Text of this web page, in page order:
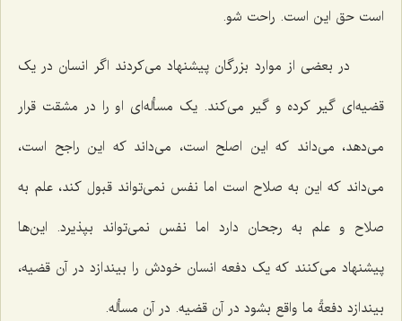
است حق این است. راحت شو.
در بعضی از موارد بزرگان پیشنهاد می‌کردند اگر انسان در یک
قضیه‌ای گیر کرده و گیر می‌کند. یک مسأله‌ای او را در مشقت قرار
می‌دهد، می‌داند که این اصلح است، می‌داند که این راجح است،
می‌داند که این به صلاح است اما نفس نمی‌تواند قبول کند، علم به
صلاح و علم به رجحان دارد اما نفس نمی‌تواند بپذیرد. این‌ها
پیشنهاد می‌کنند که یک دفعه انسان خودش را بیندازد در آن قضیه،
بیندازد دفعةً ما واقع بشود در آن قضیه. در آن مسأله.